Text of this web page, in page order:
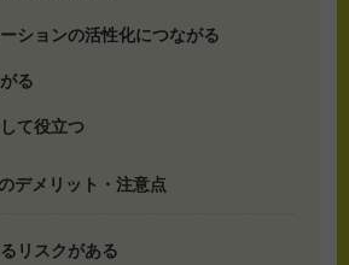
ションの活性化につながる
る
て役立つ
デメリット・注意点
リスクがある